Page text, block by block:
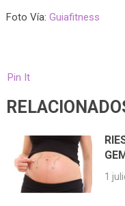
Foto Vía: Guiafitness
Pin It
1